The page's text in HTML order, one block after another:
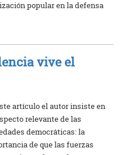
popular en la defensa
vive el
artículo el autor insiste en
relevante de las
democráticas: la
de que las fuerzas